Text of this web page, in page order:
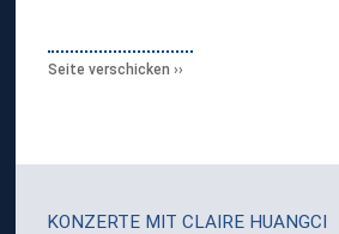
KONZERTE MIT CLAIRE HUANGCI
Seite verschicken